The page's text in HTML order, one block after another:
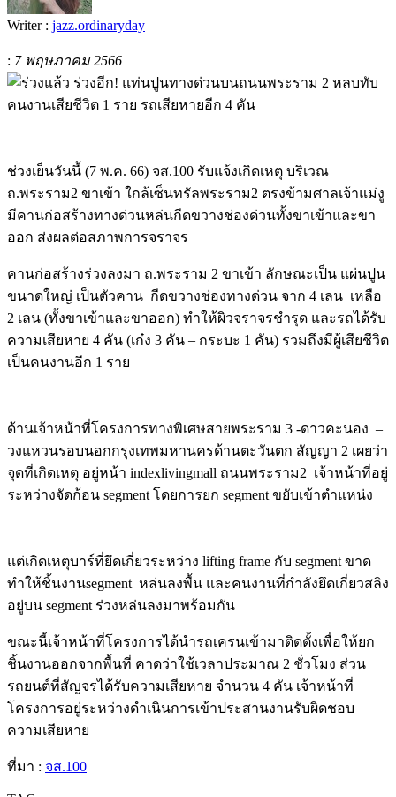
Writer : jazz.ordinaryday
: 7 พฤษภาคม 2566
ช่วงเย็นวันนี้ (7 พ.ค. 66) จส.100 รับแจ้งเกิดเหตุ บริเวณ
ถ.พระราม2 ขาเข้า ใกล้เซ็นทรัลพระราม2 ตรงข้ามศาลเจ้าแม่งู
มีคานก่อสร้างทางด่วนหล่นกีดขวางช่องด่วนทั้งขาเข้าและขา
ออก ส่งผลต่อสภาพการจราจร
คานก่อสร้างร่วงลงมา ถ.พระราม 2 ขาเข้า ลักษณะเป็น แผ่นปูน
ขนาดใหญ่ เป็นตัวคาน กีดขวางช่องทางด่วน จาก 4 เลน เหลือ
2 เลน (ทั้งขาเข้าและขาออก) ทำให้ผิวจราจรชำรุด และรถได้รับ
ความเสียหาย 4 คัน (เก๋ง 3 คัน – กระบะ 1 คัน) รวมถึงมีผู้เสียชีวิต
เป็นคนงานอีก 1 ราย
ด้านเจ้าหน้าที่โครงการทางพิเศษสายพระราม 3 -ดาวคะนอง –
วงแหวนรอบนอกกรุงเทพมหานครด้านตะวันตก สัญญา 2 เผยว่า
จุดที่เกิดเหตุ อยู่หน้า indexlivingmall ถนนพระราม2 เจ้าหน้าที่อยู่
ระหว่างจัดก้อน segment โดยการยก segment ขยับเข้าตำแหน่ง
แต่เกิดเหตุบาร์ที่ยึดเกี่ยวระหว่าง lifting frame กับ segment ขาด
ทำให้ชิ้นงานsegment หล่นลงพื้น และคนงานที่กำลังยึดเกี่ยวสลิง
อยู่บน segment ร่วงหล่นลงมาพร้อมกัน
ขณะนี้เจ้าหน้าที่โครงการได้นำรถเครนเข้ามาติดตั้งเพื่อให้ยก
ชิ้นงานออกจากพื้นที่ คาดว่าใช้เวลาประมาณ 2 ชั่วโมง ส่วน
รถยนต์ที่สัญจรได้รับความเสียหาย จำนวน 4 คัน เจ้าหน้าที่
โครงการอยู่ระหว่างดำเนินการเข้าประสานงานรับผิดชอบ
ความเสียหาย
ที่มา : จส.100